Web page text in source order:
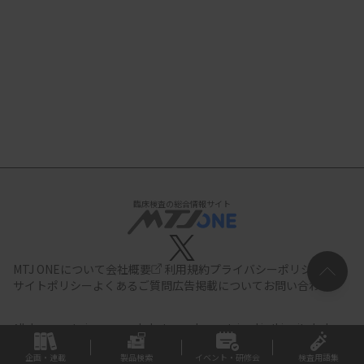
臨床検査の総合情報サイト
MTJ ONEについて会社概要 利用規約プライバシーポリシー
サイトポリシー よくあるご質問広告掲載について お問い合わせ
All documents,images and photographs contained in this site belong
to JIHO,Inc.
Use of these documents, images and photographs is
strictly prohibited.Copyright (C) JIHO,Inc.
企画・連載 製品検索 イベント・研修会 検査用語集